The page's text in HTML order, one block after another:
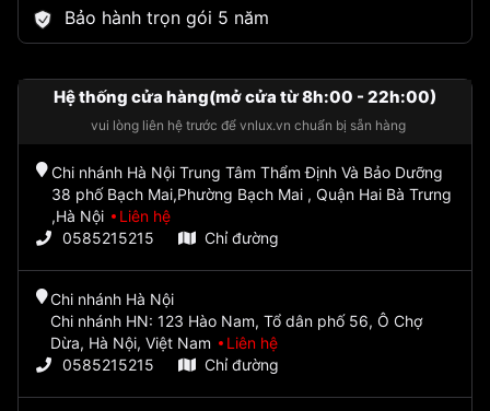
Bảo hành trọn gói 5 năm
Hệ thống cửa hàng(mở cửa từ 8h:00 - 22h:00)
vui lòng liên hệ trước để vnlux.vn chuẩn bị sẵn hàng
Chi nhánh Hà Nội Trung Tâm Thẩm Định Và Bảo Dưỡng
38 phố Bạch Mai,Phường Bạch Mai , Quận Hai Bà Trưng
,Hà Nội
Liên hệ
0585215215
Chỉ đường
Chi nhánh Hà Nội
Chi nhánh HN: 123 Hào Nam, Tổ dân phố 56, Ô Chợ
Dừa, Hà Nội, Việt Nam
Liên hệ
0585215215
Chỉ đường